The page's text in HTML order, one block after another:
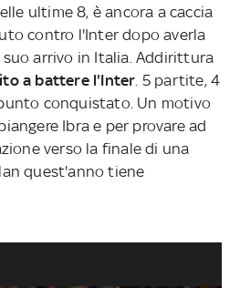
ultime 8, è ancora a caccia
contro l'Inter dopo averla
arrivo in Italia. Addirittura
a battere l'Inter. 5 partite, 4
conquistato. Un motivo
Ibra e per provare ad
verso la finale di una
quest'anno tiene